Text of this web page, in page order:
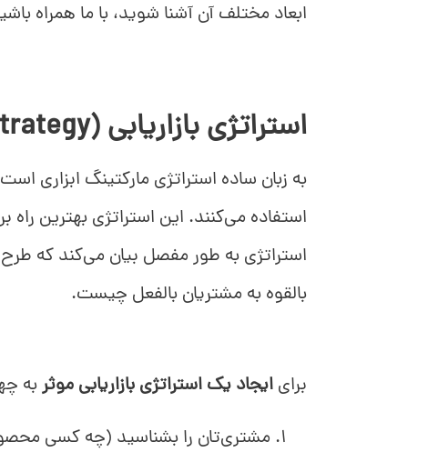
موفقیت استراتژی بازاریابی‌تان را چگونه می توانید
ابعاد مختلف آن آشنا شوید، با ما همراه
استراتژی بازاریابی (Marketing Strategy) چیست؟
به زبان ساده استراتژی مارکتینگ ابزاری
استفاده می‌کنند. این استراتژی بهترین
استراتژی به طور مفصل بیان می‌کند که
بالقوه به مشتریان بالفعل چیست.
برای ایجاد یک استراتژی بازاریابی موثربه
مشتری‌تان را بشناسید (چه کسی